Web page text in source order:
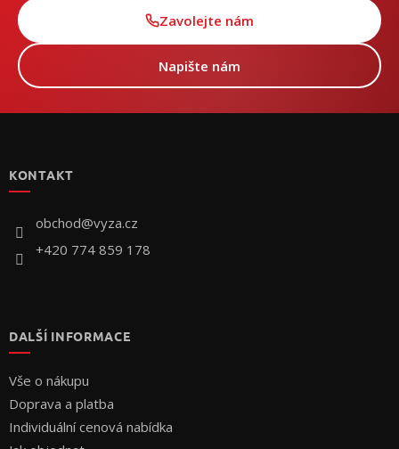
Zavolejte nám
Napište nám
KONTAKT
obchod@vyza.cz
+420 774 859 178
DALŠÍ INFORMACE
Vše o nákupu
Doprava a platba
Individuální cenová nabídka